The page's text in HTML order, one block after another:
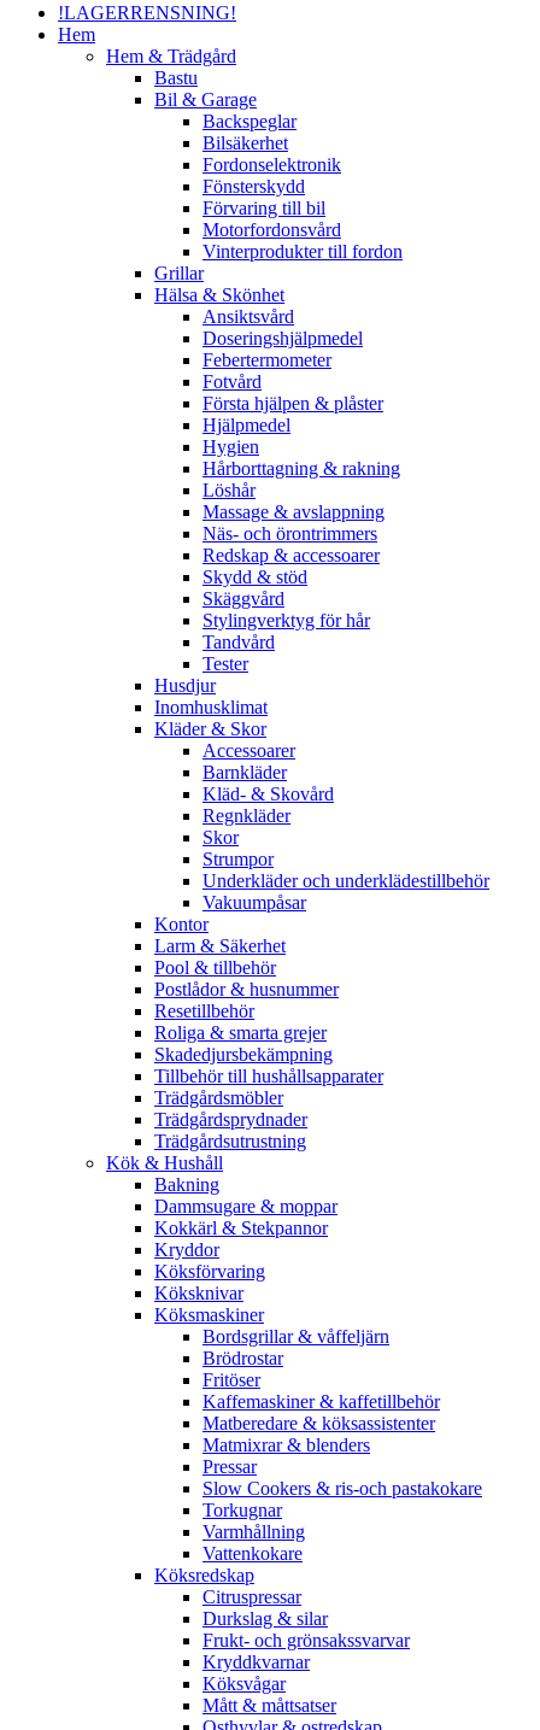
!LAGERRENSNING!
Hem
Hem & Trädgård
Bastu
Bil & Garage
Backspeglar
Bilsäkerhet
Fordonselektronik
Fönsterskydd
Förvaring till bil
Motorfordonsvård
Vinterprodukter till fordon
Grillar
Hälsa & Skönhet
Ansiktsvård
Doseringshjälpmedel
Febertermometer
Fotvård
Första hjälpen & plåster
Hjälpmedel
Hygien
Hårborttagning & rakning
Löshår
Massage & avslappning
Näs- och örontrimmers
Redskap & accessoarer
Skydd & stöd
Skäggvård
Stylingverktyg för hår
Tandvård
Tester
Husdjur
Inomhusklimat
Kläder & Skor
Accessoarer
Barnkläder
Kläd- & Skovård
Regnkläder
Skor
Strumpor
Underkläder och underklädestillbehör
Vakuumpåsar
Kontor
Larm & Säkerhet
Pool & tillbehör
Postlådor & husnummer
Resetillbehör
Roliga & smarta grejer
Skadedjursbekämpning
Tillbehör till hushållsapparater
Trädgårdsmöbler
Trädgårdsprydnader
Trädgårdsutrustning
Kök & Hushåll
Bakning
Dammsugare & moppar
Kokkärl & Stekpannor
Kryddor
Köksförvaring
Köksknivar
Köksmaskiner
Bordsgrillar & våffeljärn
Brödrostar
Fritöser
Kaffemaskiner & kaffetillbehör
Matberedare & köksassistenter
Matmixrar & blenders
Pressar
Slow Cookers & ris-och pastakokare
Torkugnar
Varmhållning
Vattenkokare
Köksredskap
Citruspressar
Durkslag & silar
Frukt- och grönsakssvarvar
Kryddkvarnar
Köksvågar
Mått & måttsatser